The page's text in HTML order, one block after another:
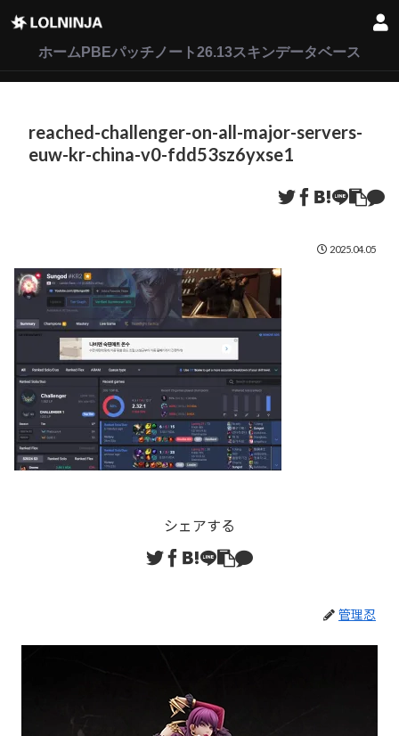
ホーム PBEパッチノート26.13スキンデータベース
reached-challenger-on-all-major-servers-
euw-kr-china-v0-fdd53sz6yxse1
2025.04.05
シェアする
管理忍